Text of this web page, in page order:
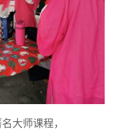
大师课程，